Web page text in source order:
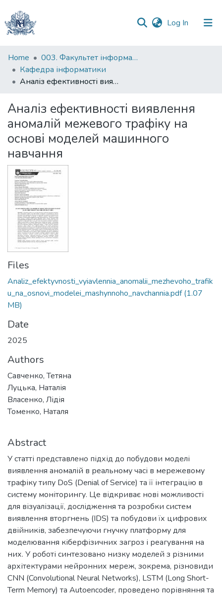
Log In (current)
Communities
&
Collections
Statistics
Home
003. Факультет інформатики
Кафедра інформатики
Аналіз ефективності виявлення аномалій межевого трафіку на основі моделей машинного навчання
Аналіз ефективності виявлення
аномалій межевого трафіку на
основі моделей машинного
навчання
Files
Analiz_efektyvnosti_vyiavlennia_anomalii_mezhevoho_trafik
u_na_osnovi_modelei_mashynnoho_navchannia.pdf(1.07
MB)
Date
2025
Authors
Савченко, Тетяна
Луцька, Наталія
Власенко, Лідія
Томенко, Наталя
Abstract
У статті представлено підхід до побудови моделі
виявлення аномалій в реальному часі в мережевому
трафіку типу DoS (Denial of Service) та її інтеграцію в
систему моніторингу. Це відкриває нові можливості
для візуалізації, дослідження та розробки систем
виявлення вторгнень (IDS) та побудови їх цифрових
двійників, забезпечуючи гнучку платформу для
моделювання кіберфізичних загроз і реагування на
них. У роботі синтезовано низку моделей з різними
архітектурами нейронних мереж, зокрема, різновиди
CNN (Convolutional Neural Networks), LSTM (Long Short-
Term Memory) та Autoencoder, проведено порівняння та